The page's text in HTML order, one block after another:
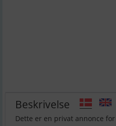
Beskrivelse
Dette er en privat annonce